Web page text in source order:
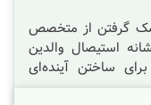
گرفتن از متخصص
استیصال والدین
ساختن آینده‌ای